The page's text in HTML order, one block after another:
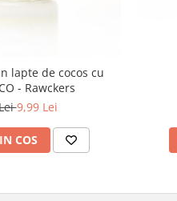
lapte de cocos cu
- Rawckers
9,99 Lei
COS